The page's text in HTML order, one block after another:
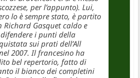
per l’appunto). Lui,
lo è sempre stato, è partito
Richard Gasquet caldo e
i punti della
sui prati dell’All
2007. Il francesino ha
bel repertorio, fatto di
il bianco dei completini